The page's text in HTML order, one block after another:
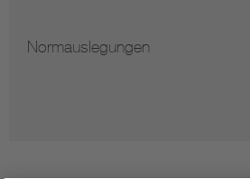
Normauslegungen